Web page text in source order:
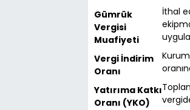
Gümrük
Vergisi
Muafiyeti
İthal
Vergi İndirim
Oranı
Yatırıma Katkı
Oranı (YKO)